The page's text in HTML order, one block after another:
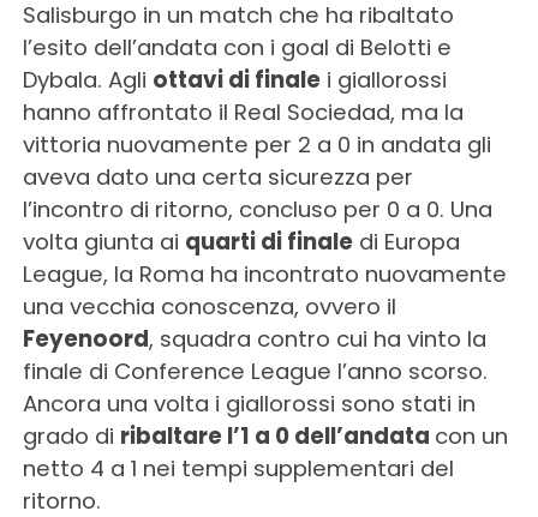
Salisburgo in un match che ha ribaltato
l’esito dell’andata con i goal di Belotti e
Dybala. Agli ottavi di finalei giallorossi
hanno affrontato il Real Sociedad, ma la
vittoria nuovamente per 2 a 0 in andata gli
aveva dato una certa sicurezza per
l’incontro di ritorno, concluso per 0 a 0. Una
volta giunta ai quarti di finaledi Europa
League, la Roma ha incontrato nuovamente
una vecchia conoscenza, ovvero il
Feyenoord, squadra contro cui ha vinto la
finale di Conference League l’anno scorso.
Ancora una volta i giallorossi sono stati in
grado di ribaltare l’1 a 0 dell’andata con un
netto 4 a 1 nei tempi supplementari del
ritorno.